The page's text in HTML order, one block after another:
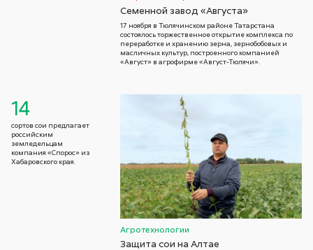
Семенной завод «Августа»
17 ноября в Тюлячинском районе Татарстана
состоялось торжественное открытие комплекса по
переработке и хранению зерна, зернобобовых и
масличных культур, построенного компанией
«Август» в агрофирме «Август-Тюлячи».
14
сортов сои предлагает
российским
земледельцам
компания «Спорос» из
Хабаровского края.
Агротехнологии
Защита сои на Алтае